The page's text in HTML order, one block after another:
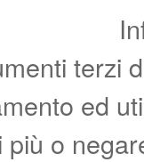
terzi
ed
o